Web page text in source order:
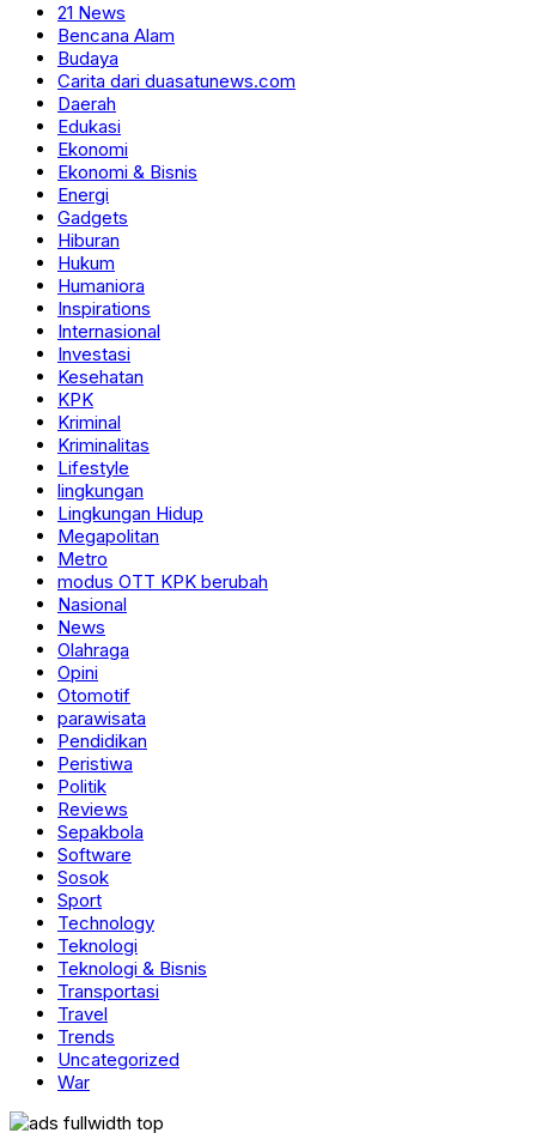
21 News
Bencana Alam
Budaya
Carita dari duasatunews.com
Daerah
Edukasi
Ekonomi
Ekonomi & Bisnis
Energi
Gadgets
Hiburan
Hukum
Humaniora
Inspirations
Internasional
Investasi
Kesehatan
KPK
Kriminal
Kriminalitas
Lifestyle
lingkungan
Lingkungan Hidup
Megapolitan
Metro
modus OTT KPK berubah
Nasional
News
Olahraga
Opini
Otomotif
parawisata
Pendidikan
Peristiwa
Politik
Reviews
Sepakbola
Software
Sosok
Sport
Technology
Teknologi
Teknologi & Bisnis
Transportasi
Travel
Trends
Uncategorized
War